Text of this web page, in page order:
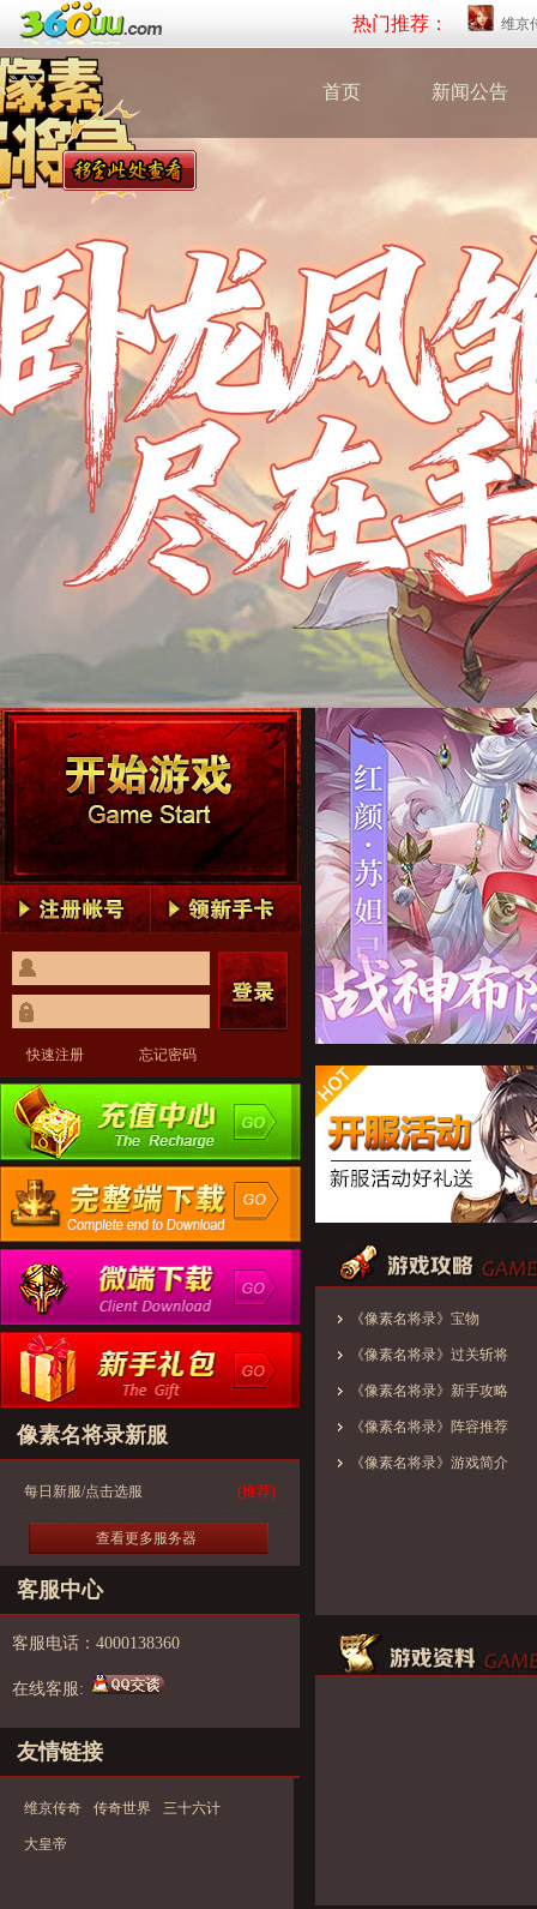
热门推荐： 维京
首页 新闻公告
快速注册 忘记密码
像素名将录新服
每日新服/点击选服 (推荐)
查看更多服务器
客服中心
客服电话：4000138360
在线客服:
友情链接
维京传奇 传奇世界 三十六计
大皇帝
像素名将录1
像素名将录1
像素名将录2
像素名将录2
像素名将录3
像素名将录3
像素名将录4
像素名将录4
像素名将录5
像素名将录5
《像素名将录》宝物
《像素名将录》过关斩将
《像素名将录》新手攻略
《像素名将录》阵容推荐
《像素名将录》游戏简介